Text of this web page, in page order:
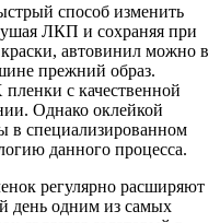
способ изменить
ЛКП и сохраняя при
автовинил можно в
прежний образ.
с качественной
Однако оклейкой
в специализированном
данного процесса.
регулярно расширяют
день одним из самых